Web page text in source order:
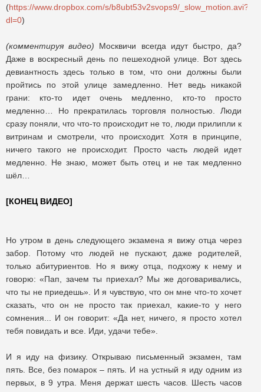
(https://www.dropbox.com/s/b8ubt53v2svops9/_slow_motion.avi?
dl=0)
(комментируя видео) Москвичи всегда идут быстро, да?
Даже в воскресный день по пешеходной улице. Вот здесь
девиантность здесь только в том, что они должны были
пройтись по этой улице замедленно. Нет ведь никакой
грани: кто-то идет очень медленно, кто-то просто
медленно… Но прекратилась торговля полностью. Люди
сразу поняли, что что-то происходит не то, люди прилипли к
витринам и смотрели, что происходит. Хотя в принципе,
ничего такого не происходит. Просто часть людей идет
медленно. Не знаю, может быть отец и не так медленно
шёл…
[КОНЕЦ ВИДЕО]
Но утром в день следующего экзамена я вижу отца через
забор. Потому что людей не пускают, даже родителей,
только абитуриентов. Но я вижу отца, подхожу к нему и
говорю: «Пап, зачем ты приехал? Мы же договаривались,
что ты не приедешь». И я чувствую, что он мне что-то хочет
сказать, что он не просто так приехал, какие-то у него
сомнения... И он говорит: «Да нет, ничего, я просто хотел
тебя повидать и все. Иди, удачи тебе».
И я иду на физику. Открываю письменный экзамен, там
пять. Все, без помарок – пять. И на устный я иду одним из
первых, в 9 утра. Меня держат шесть часов. Шесть часов